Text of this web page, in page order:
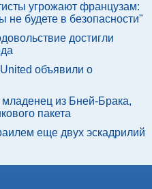
угрожают французам:
не будете в безопасности"
достигли
объявили о
из Бней-Брака,
пакета
еще двух эскадрилий